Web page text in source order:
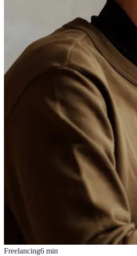
Freelancing6 min